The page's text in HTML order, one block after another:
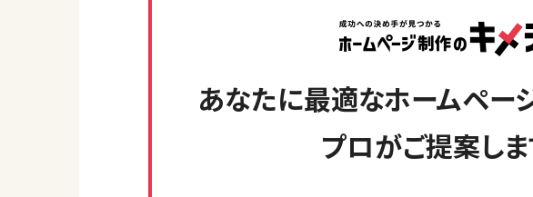
あなたに最適なホームペー
プロがご提案しま